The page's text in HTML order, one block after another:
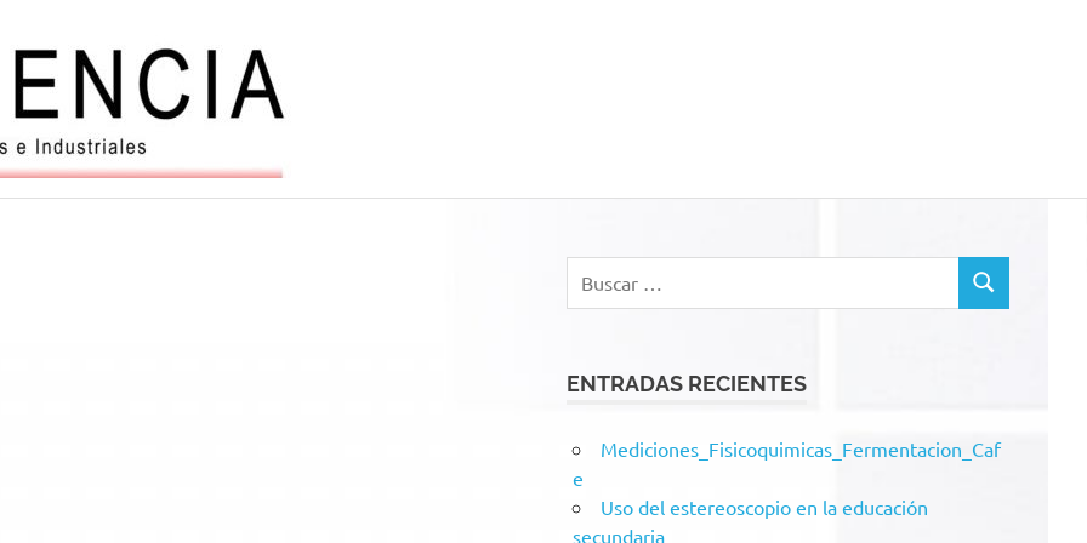
automatizacion
BUSCAR
ENTRADAS RECIENTES
Mediciones_Fisicoquimicas_Fermentacion_Caf
e
Uso del estereoscopio en la educación
secundaria